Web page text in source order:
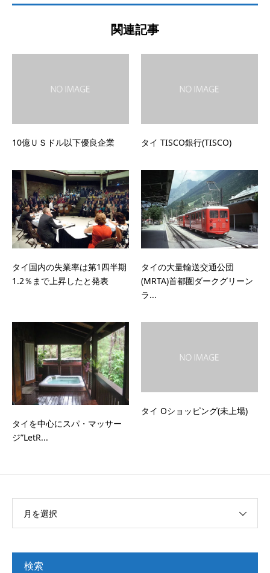
関連記事
10億ＵＳドル以下優良企業 タイ TISCO銀行(TISCO)
タイ国内の失業率は第1四半期
1.2％まで上昇したと発表
タイの大量輸送交通公団
(MRTA)首都圏ダークグリーン
ラ...
タイを中心にスパ・マッサー
ジ”LetR...
タイ Oショッピング(未上場)
月を選択
検索